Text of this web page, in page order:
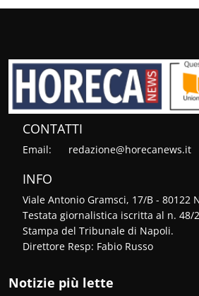
CONTATTI
Email: redazione@horecanews.it
INFO
Viale Antonio Gramsci, 17/B - 80122
Testata giornalistica iscritta al n. 48/
Stampa del Tribunale di Napoli.
Direttore Resp: Fabio Russo
Notizie più lette